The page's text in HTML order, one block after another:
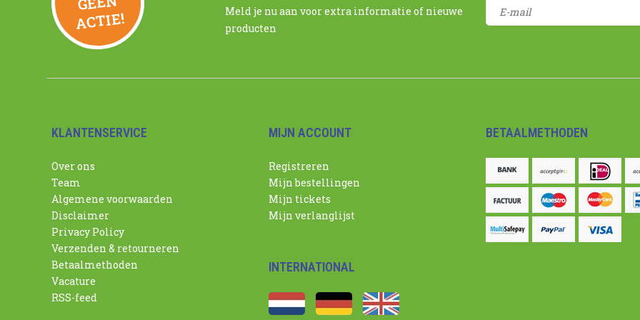
ACTIE!
Meld je nu aan voor extra informatie of nieuwe
producten
KLANTENSERVICE
Over ons
Team
Algemene voorwaarden
Disclaimer
Privacy Policy
Verzenden & retourneren
Betaalmethoden
Vacature
RSS-feed
MIJN ACCOUNT
Registreren
Mijn bestellingen
Mijn tickets
Mijn verlanglijst
INTERNATIONAL
BETAALMETHODEN